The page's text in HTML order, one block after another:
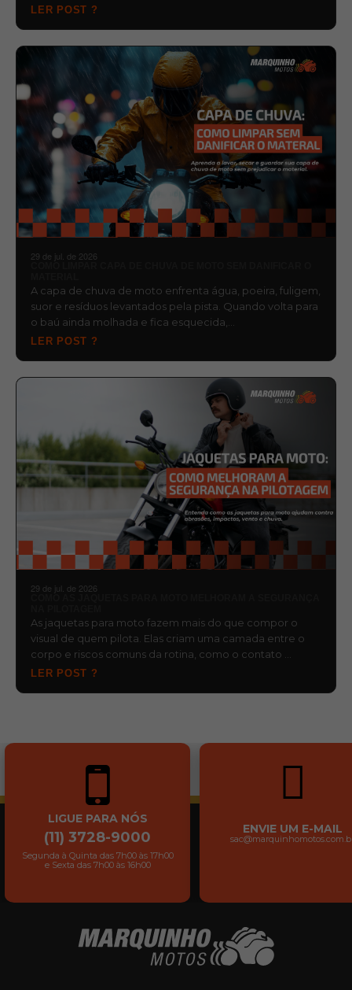
LER POST ?
29 de jul. de 2026
A capa de chuva de moto enfrenta água, poeira, fuligem,
suor e resíduos levantados pela pista. Quando volta para
o baú ainda molhada e fica esquecida,…
LER POST ?
29 de jul. de 2026
As jaquetas para moto fazem mais do que compor o
visual de quem pilota. Elas criam uma camada entre o
corpo e riscos comuns da rotina, como o contato …
LER POST ?
LIGUE PARA NÓS
(11) 3728-9000
Segunda à Quinta das 7h00 às 17h00
e Sexta das 7h00 às 16h00
ENVIE UM E-MAIL